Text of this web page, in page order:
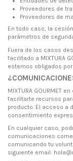
Proveedores de
Proveedores de
En todo caso, la
parámetros de
Fuera de los casos
facilitado a MIXTURA
estemos obligados
MIXTURA GOURMET
facilitarte recursos
producto. El acceso a
consentimiento
En cualquier caso,
comunicaciones
comunicando tu
siguiente email: